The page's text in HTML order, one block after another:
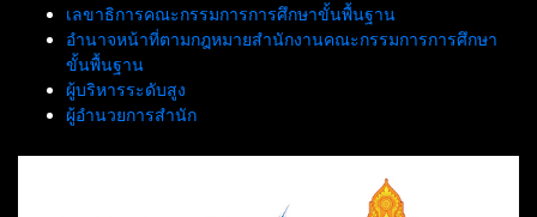
เลขาธิการคณะกรรมการการศึกษาขั้นพื้นฐาน
อำนาจหน้าที่ตามกฎหมายสำนักงานคณะกรรมการการศึกษา
ขั้นพื้นฐาน
ผู้บริหารระดับสูง
ผู้อำนวยการสำนัก